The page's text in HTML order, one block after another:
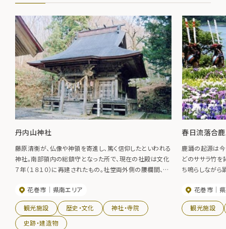
丹内山神社
藤原清衡が、仏像や神領を寄進し、篤く信仰したといわれる
神社。南部領内の総鎮守となった所で、現在の社殿は文化
７年（１８１０）に再建されたもの。社堂両外側の腰欄間、脇
殿裏にある大きな胎内石を壁面に当たらないようにくぐり
ぬけるとご利益があるといわれている。 「七不思議」があ
る不思議な神社です。
花巻市 県南エリア
観光施設 歴史・文化
神社・寺院
史跡・建造物
春日流落合
鹿踊の起源は
どのササラ竹を
ち鳴らしながら
信仰を忍ばせ
和町にはこの
獅子踊りなどが
花巻市
観光施設